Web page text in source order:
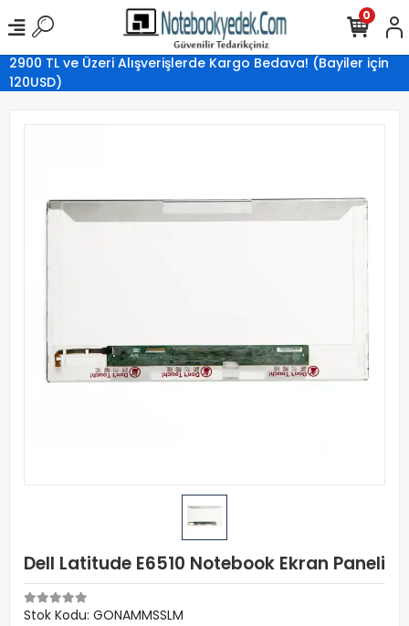
2900 TL ve Üzeri Alışverişlerde Kargo Bedava! (Bayiler için
120USD)
0
Dell Latitude E6510 Notebook Ekran Paneli
Stok Kodu: GONAMMSSLM